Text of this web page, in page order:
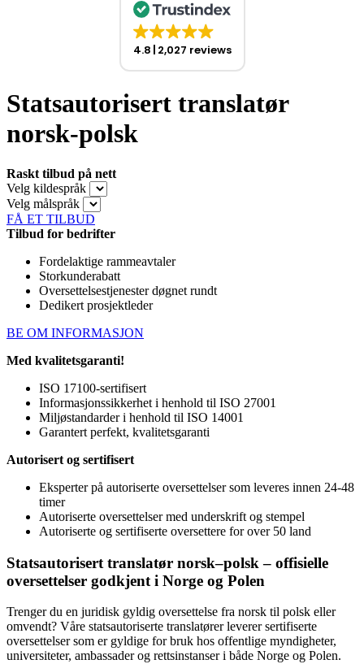
4.8 2,027 reviews
Statsautorisert translatør
norsk-polsk
Raskt tilbud på nett
Velg kildespråk
Velg målspråk
FÅ ET TILBUD
Tilbud for bedrifter
Fordelaktige rammeavtaler
Storkunderabatt
Oversettelsestjenester døgnet rundt
Dedikert prosjektleder
BE OM INFORMASJON
Med kvalitetsgaranti!
ISO 17100-sertifisert
Informasjonssikkerhet i henhold til ISO 27001
Miljøstandarder i henhold til ISO 14001
Garantert perfekt, kvalitetsgaranti
Autorisert og sertifisert
Eksperter på autoriserte oversettelser som leveres innen 24-48
timer
Autoriserte oversettelser med underskrift og stempel
Autoriserte og sertifiserte oversettere for over 50 land
Statsautorisert translatør norsk–polsk – offisielle
oversettelser godkjent i Norge og Polen
Trenger du en juridisk gyldig oversettelse fra norsk til polsk eller
omvendt? Våre statsautoriserte translatører leverer sertifiserte
oversettelser som er gyldige for bruk hos offentlige myndigheter,
universiteter, ambassader og rettsinstanser i både Norge og Polen.